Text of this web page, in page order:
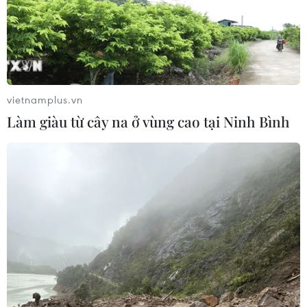
Sắp thu phí thêm 5 dự án thành phần
cao tốc đoạn từ Quảng Ngãi-Nha
Trang
06/08/2026 02:27
Hà Tĩnh nguy cơ sạt lở trên
nhiều tuyến giao thông trước mùa
Xe tải cẩu tông sập cầu Đắk Lung tại
Đồng Nai, hai người thoát nạn
06/08/2026 01:54
vietnamplus.vn
Làm giàu từ cây na ở vùng cao tại Ninh Bình